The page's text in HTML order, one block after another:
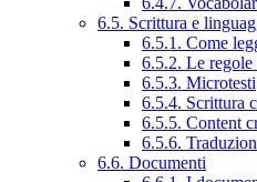
6.5. Scrittura e
6.5.1. Come
6.5.2. Le
6.5.3. Microtesti
6.5.4. Scrittura
6.5.5. Content
6.5.6.
6.6. Documenti